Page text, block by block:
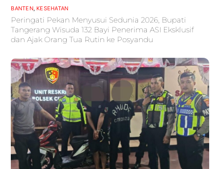
BANTEN, KESEHATAN
Peringati Pekan Menyusui Sedunia 2026, Bupati
Tangerang Wisuda 132 Bayi Penerima ASI Eksklusif
dan Ajak Orang Tua Rutin ke Posyandu